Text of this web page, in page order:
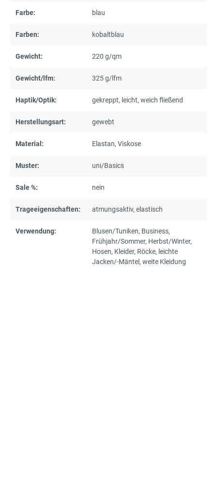
Farbe: blau
Farben: kobaltblau
Gewicht: 220 g/qm
Gewicht/lfm: 325 g/lfm
Haptik/Optik: gekreppt, leicht, weich fließend
Herstellungsart: gewebt
Material: Elastan, Viskose
Muster: uni/Basics
Sale %: nein
Trageeigenschaften: atmungsaktiv, elastisch
Verwendung: Blusen/Tuniken, Business,
Frühjahr/Sommer, Herbst/Winter,
Hosen, Kleider, Röcke, leichte
Jacken/-Mäntel, weite Kleidung